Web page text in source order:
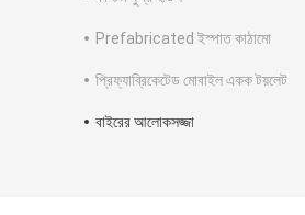
Prefabricated ইস্পাত কাঠামো
প্রিফ্যাব্রিকেটেড মোবাইল একক টয়লেট
বাইরের আলোকসজ্জা